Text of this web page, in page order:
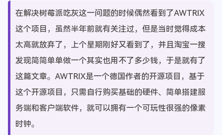
在解决树莓派吃灰这一问题的时候偶然看到了AWTRIX
这个项目，虽然半年前就有关注过，但是当时觉得成本
太高就放弃了，上个星期刚好又看到了，并且淘宝一搜
发现简简单单做一个其实也用不了多少钱，于是就有了
这篇文章。AWTRIX是一个德国作者的开源项目，基于
这个开源项目，只需自行购买基础的硬件、简单搭建服
务端和客户端软件，就可以拥有一个可玩性很强的像素
时钟。